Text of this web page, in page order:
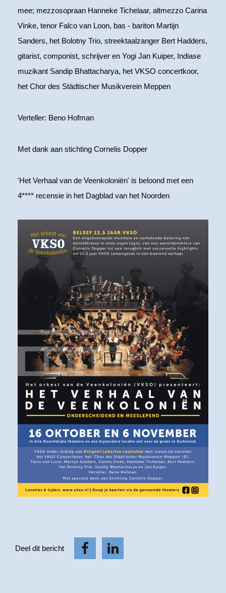
mee; mezzosopraan Hanneke Tichelaar, altmezzo Carina
Vinke, tenor Falco van Loon, bas - bariton Martijn
Sanders, het Bolotny Trio, streektaalzanger Bert Hadders,
gitarist, componist, schrijver en Yogi Jan Kuiper, Indiase
muzikant Sandip Bhattacharya, het VKSO concertkoor,
het Chor des Städtischer Musikverein Meppen
Verteller: Beno Hofman
Met dank aan stichting Cornelis Dopper
'Het Verhaal van de Veenkoloniën' is beloond met een
4**** recensie in het Dagblad van het Noorden
Deel dit bericht